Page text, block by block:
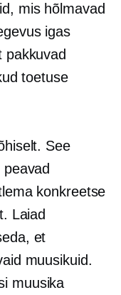
mis hõlmavad
igas
pakkuvad
toetuse
See
konkreetse
Laiad
et
muusikuid.
muusika